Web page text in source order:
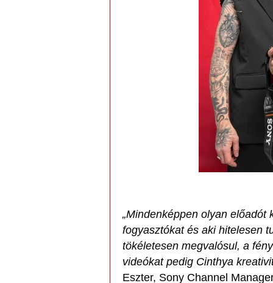
„Mindenképpen olyan
fogyasztókat és aki hitelesen
tökéletesen megvalósul, a
videókat pedig Cinthya
Eszter, Sony Channel